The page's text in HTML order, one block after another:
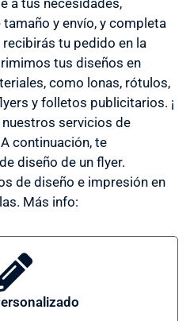
a tus necesidades,
y envío, y completa
tu pedido en la
tus diseños en
como lonas, rótulos,
y folletos publicitarios. ¡
servicios de
continuación, te
diseño de un flyer.
de diseño e impresión en
Más info: